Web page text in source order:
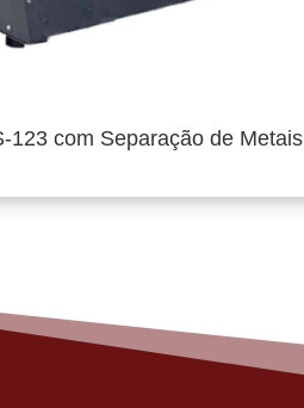
123 com Separação de Metais